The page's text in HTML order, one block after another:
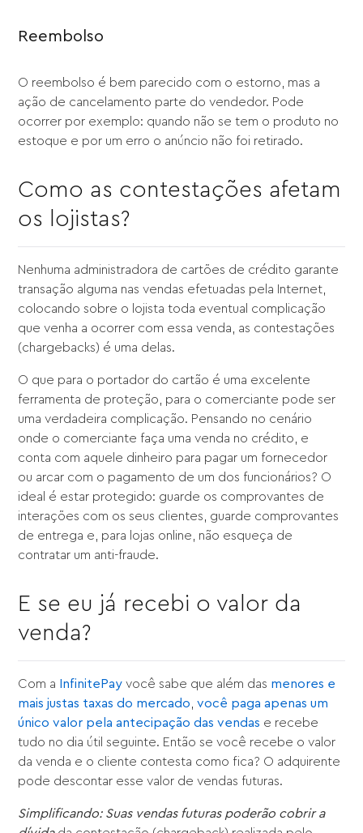
Reembolso
O reembolso é bem parecido com o estorno, mas a
ação de cancelamento parte do vendedor. Pode
ocorrer por exemplo: quando não se tem o produto no
estoque e por um erro o anúncio não foi retirado.
Como as contestações afetam
os lojistas?
Nenhuma administradora de cartões de crédito garante
transação alguma nas vendas efetuadas pela Internet,
colocando sobre o lojista toda eventual complicação
que venha a ocorrer com essa venda, as contestações
(chargebacks) é uma delas.
O que para o portador do cartão é uma excelente
ferramenta de proteção, para o comerciante pode ser
uma verdadeira complicação. Pensando no cenário
onde o comerciante faça uma venda no crédito, e
conta com aquele dinheiro para pagar um fornecedor
ou arcar com o pagamento de um dos funcionários? O
ideal é estar protegido: guarde os comprovantes de
interações com os seus clientes, guarde comprovantes
de entrega e, para lojas online, não esqueça de
contratar um anti-fraude.
E se eu já recebi o valor da
venda?
Com a InfinitePay você sabe que além das menores e
mais justas taxas do mercado ,você paga apenas um
único valor pela antecipação das vendas e recebe
tudo no dia útil seguinte. Então se você recebe o valor
da venda e o cliente contesta como fica? O adquirente
pode descontar esse valor de vendas futuras.
Simplificando: Suas vendas futuras poderão cobrir a